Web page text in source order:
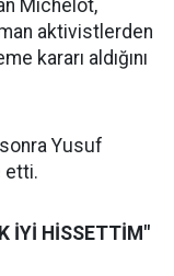
Michelot,
aktivistlerden
kararı aldığını
Yusuf
etti.
İYİ HİSSETTİM"